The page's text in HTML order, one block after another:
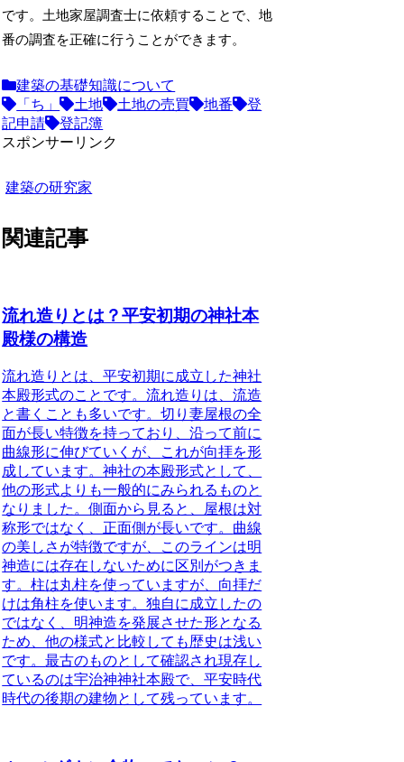
です。土地家屋調査士に依頼することで、地
番の調査を正確に行うことができます。
建築の基礎知識について
「ち」
土地 土地の売買 地番
登
記申請
登記簿
スポンサーリンク
建築の研究家
関連記事
流れ造りとは？平安初期の神社本
殿様の構造
流れ造りとは、平安初期に成立した神社
本殿形式のこと です。流れ造りは、流造
と書くことも多いです。切り妻屋根の全
面が長い特徴を持っており、沿って前に
曲線形に伸びていくが、
これが向拝を形
成しています。神社の本殿形式として、
他の形式よりも一般的にみられるものと
なりました。側面から見ると、屋根は対
称形ではなく、正面側が長いです。 曲線
の美しさが特徴ですが、このラインは明
神造には存在しないために区別がつきま
す。柱は丸柱を使っていますが、 向拝だ
けは角柱を使います。独自に成立したの
ではなく、明神造を発展させた形となる
ため、他の様式と比較しても歴史は浅い
です。最古のものとして確認され現存し
ているのは宇治神神社本殿で、平安時代
時代の後期の建物として残っています。